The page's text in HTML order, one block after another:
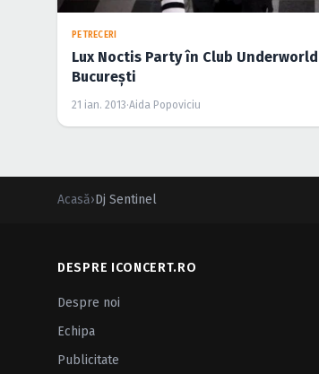
PETRECERI
Lux Noctis Party în Club
Bucureşti
21 ian. 2013·Aida Popoviciu
Acasă›Dj Sentinel
DESPRE ICONCERT.RO
Despre noi
Echipa
Publicitate